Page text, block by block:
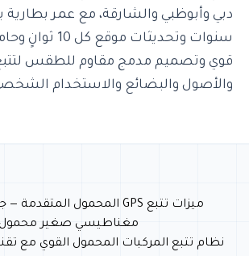
سنوات وتحديثات
قوي وتصميم مدمج مقاوم للطقس
والأصول والبضائع والاستخدام
مغناطيسي صغير محمول